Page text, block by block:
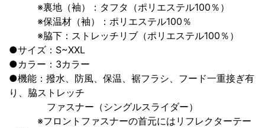
※裏地（袖）：タフタ（ポリエステル100％）
※保温材（袖）：ポリエステル100％
※脇下：ストレッチリブ（ポリエステル100％）
●サイズ：S~XXL
●カラー：3カラー
●機能：撥水、防風、保温、裾フラシ、フード一重接ぎ有
り、脇ストレッチ
ファスナー（シングルスライダー）
※フロントファスナーの首元にはリフレクターテー